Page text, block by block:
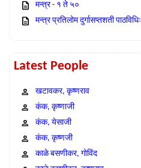
मन्त्र - १ ते ५०
मन्त्र प्रतिलोम दुर्गासप्तशती पाठविधिः
Latest People
खटावकर, कृष्णराव
कंक, कृष्णाजी
कंक, येसाजी
कंक, कृष्णजी
काळे बसणीकर, गोविंद